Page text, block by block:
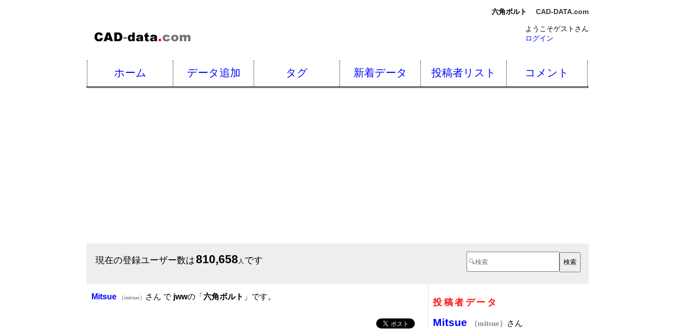
六角ボルト CAD-DATA.com
ようこそゲストさん
ログイン
ホーム データ追加 タグ 新着データ 投稿者リスト コメント
現在の登録ユーザー数は810,658 人 です
Mitsue （mitsue） さん で jwwの「 六角ボルト 」です。
投稿者データ
Mitsue （mitsue） さん